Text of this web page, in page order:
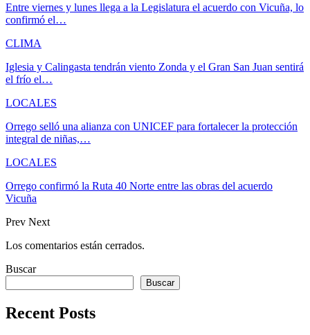
Entre viernes y lunes llega a la Legislatura el acuerdo con Vicuña, lo
confirmó el…
CLIMA
Iglesia y Calingasta tendrán viento Zonda y el Gran San Juan sentirá
el frío el…
LOCALES
Orrego selló una alianza con UNICEF para fortalecer la protección
integral de niñas,…
LOCALES
Orrego confirmó la Ruta 40 Norte entre las obras del acuerdo
Vicuña
Prev Next
Los comentarios están cerrados.
Buscar
Buscar
Recent Posts